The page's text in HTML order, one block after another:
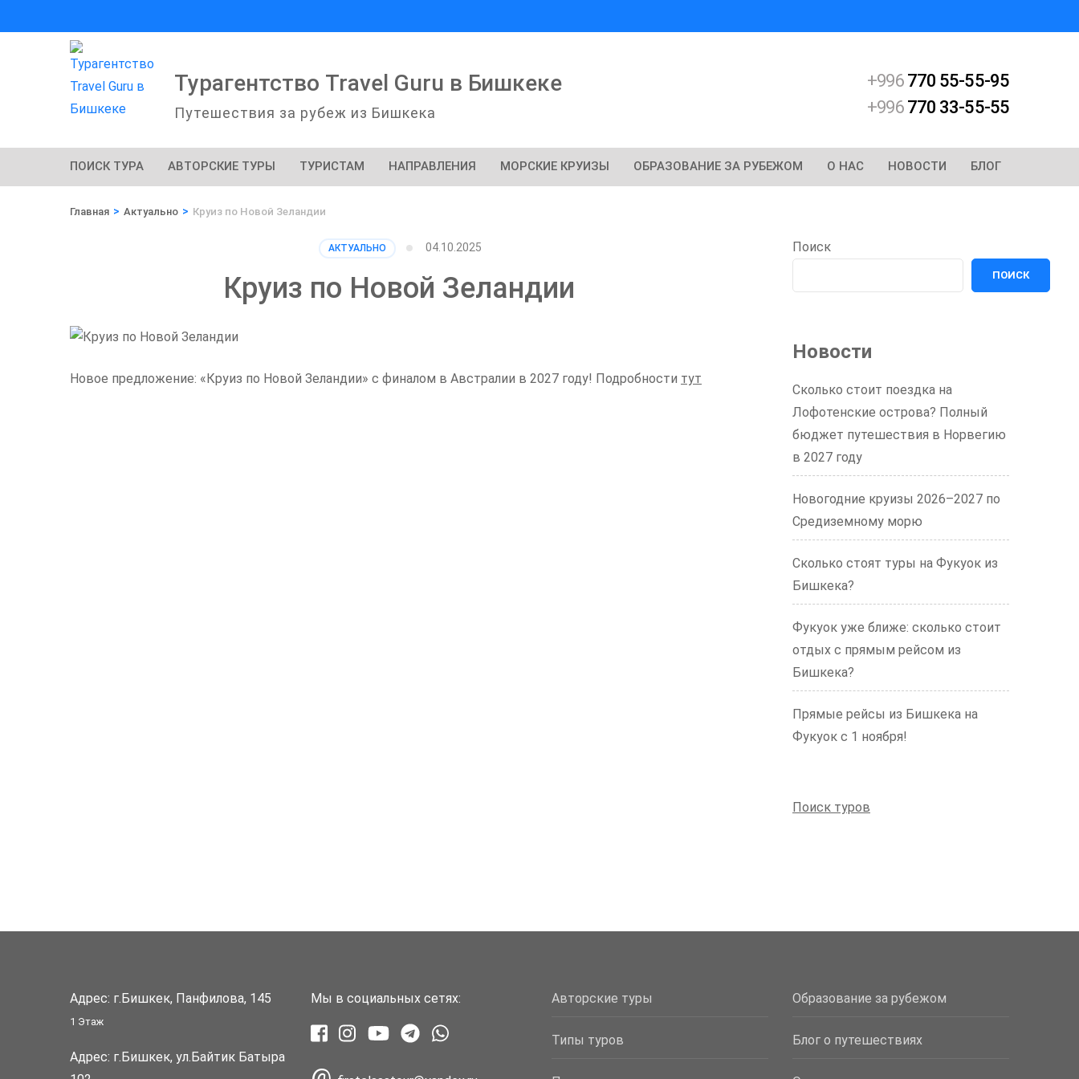
к
содержимому
Турагентство Travel Guru в Бишкеке
Путешествия за рубеж из Бишкека
+996 770 55-55-95
+996 770 33-55-55
ПОИСК ТУРА АВТОРСКИЕ ТУРЫ ТУРИСТАМ НАПРАВЛЕНИЯ МОРСКИЕ КРУИЗЫ ОБРАЗОВАНИЕ ЗА РУБЕЖОМ О НАС НОВОСТИ БЛОГ
Главная > Актуально > Круиз по Новой Зеландии
АКТУАЛЬНО 04.10.2025
Круиз по Новой Зеландии
Новое предложение: «Круиз по Новой Зеландии» с финалом в Австралии в 2027 году! Подробности тут
Поиск
ПОИСК
Новости
Сколько стоит поездка на
Лофотенские острова? Полный
бюджет путешествия в Норвегию
в 2027 году
Новогодние круизы 2026–2027 по
Средиземному морю
Сколько стоят туры на Фукуок из
Бишкека?
Фукуок уже ближе: сколько стоит
отдых с прямым рейсом из
Бишкека?
Прямые рейсы из Бишкека на
Фукуок с 1 ноября!
Поиск туров
Адрес: г.Бишкек, Панфилова, 145
1 Этаж
Адрес: г.Бишкек, ул.Байтик Батыра
Мы в социальных сетях: Авторские туры
Типы туров
Образование за рубежом
Блог о путешествиях